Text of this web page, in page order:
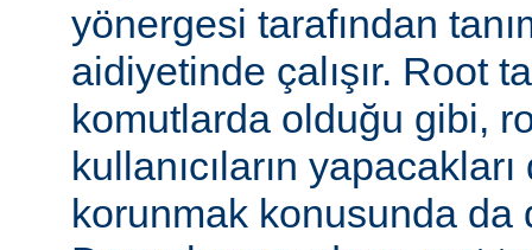
yönergesi tarafından
aidiyetinde çalışır. Root
komutlarda olduğu gibi,
kullanıcıların
korunmak konusunda da